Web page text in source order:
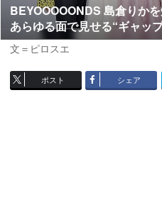
BEYOOOOONDS 島倉りか
あらゆる面で見せる“ギャッ
文＝ピロスエ
ポスト シェア